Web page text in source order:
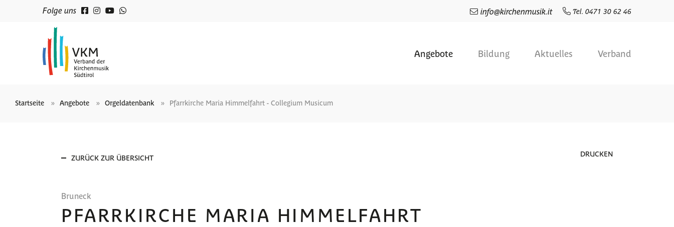
Folge uns info@kirchenmusik.it Tel. 0471 30 62 46
Angebote Bildung Aktuelles Verband
Startseite Angebote Orgeldatenbank Pfarrkirche Maria Himmelfahrt - Collegium Musicum
ZURÜCK ZUR ÜBERSICHT DRUCKEN
Bruneck
PFARRKIRCHE MARIA HIMMELFAHRT